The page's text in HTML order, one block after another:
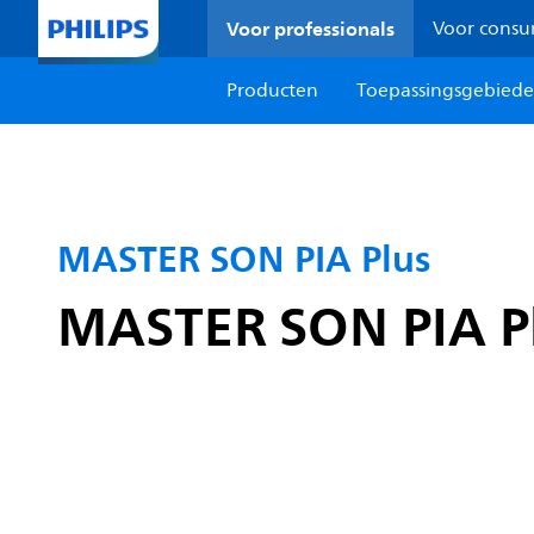
Voor professionals Voor
Producten
MASTER SON PIA Plus
MASTER SON